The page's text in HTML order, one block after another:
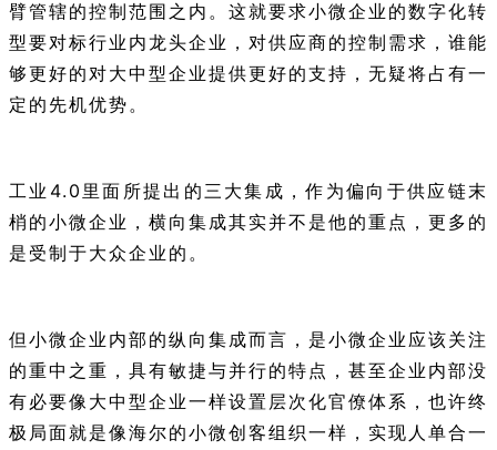
臂管辖的控制范围之内。这就要求小微企业的数字化转
型要对标行业内龙头企业，对供应商的控制需求，谁能
够更好的对大中型企业提供更好的支持，无疑将占有一
定的先机优势。
工业4.0里面所提出的三大集成，作为偏向于供应链末
梢的小微企业，横向集成其实并不是他的重点，更多的
是受制于大众企业的。
但小微企业内部的纵向集成而言，是小微企业应该关注
的重中之重，具有敏捷与并行的特点，甚至企业内部没
有必要像大中型企业一样设置层次化官僚体系，也许终
极局面就是像海尔的小微创客组织一样，实现人单合一